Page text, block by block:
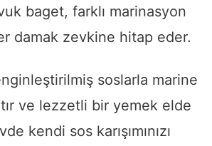
baget, farklı marinasyon
damak zevkine hitap eder.
soslarla marine
ve lezzetli bir yemek elde
kendi sos karışımınızı